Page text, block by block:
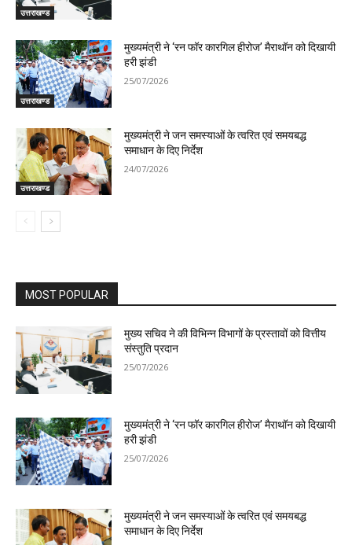
उत्तराखण्ड
उत्तराखण्ड
मुख्यमंत्री ने ‘रन फॉर कारगिल हीरोज’ मैराथॉन को दिखायी
हरी झंडी
25/07/2026
उत्तराखण्ड
मुख्यमंत्री ने जन समस्याओं के त्वरित एवं समयबद्ध
समाधान के दिए निर्देश
24/07/2026
MOST POPULAR
मुख्य सचिव ने की विभिन्न विभागों के प्रस्तावों को वित्तीय
संस्तुति प्रदान
25/07/2026
मुख्यमंत्री ने ‘रन फॉर कारगिल हीरोज’ मैराथॉन को दिखायी
हरी झंडी
25/07/2026
मुख्यमंत्री ने जन समस्याओं के त्वरित एवं समयबद्ध
समाधान के दिए निर्देश